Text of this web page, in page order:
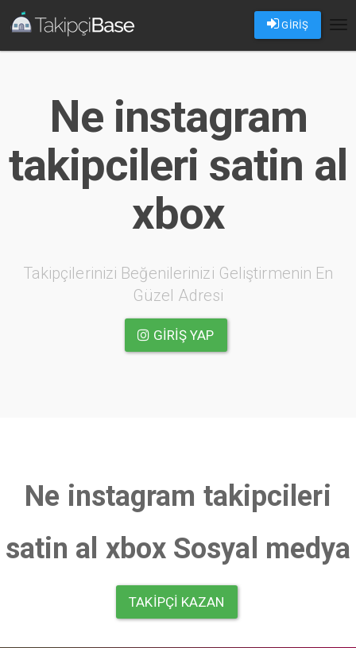
GİRİŞ
Ne instagram
takipcileri satin al
xbox
Takipçilerinizi Beğenilerinizi Geliştirmenin En
Güzel Adresi
GIRIŞ YAP
Ne instagram takipcileri
satin al xbox Sosyal medya
TAKIPÇI KAZAN